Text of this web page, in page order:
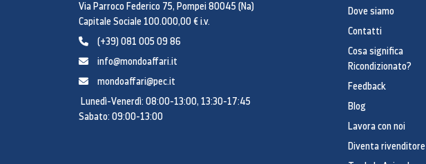
Via Parroco Federico 75, Pompei 80045 (Na)
Capitale Sociale 100.000,00 € i.v.
(+39) 081 005 09 86
info@mondoaffari.it
mondoaffari@pec.it
Lunedì-Venerdì: 08:00-13:00, 13:30-17:45
Sabato: 09:00-13:00
Dove siamo
Contatti
Cosa significa
Ricondizionato?
Feedback
Blog
Lavora con noi
Diventa rivenditore